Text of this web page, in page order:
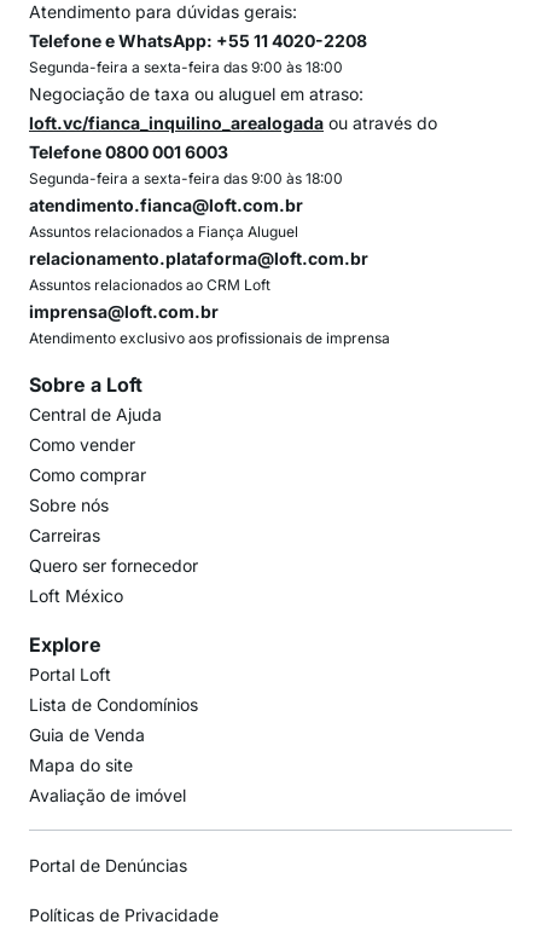
Atendimento para dúvidas gerais:
Telefone e WhatsApp: +55 11 4020-2208
Segunda-feira a sexta-feira das 9:00 às 18:00
Negociação de taxa ou aluguel em atraso:
loft.vc/fianca_inquilino_arealogada ou através do
Telefone 0800 001 6003
Segunda-feira a sexta-feira das 9:00 às 18:00
atendimento.fianca@loft.com.br
Assuntos relacionados a Fiança Aluguel
relacionamento.plataforma@loft.com.br
Assuntos relacionados ao CRM Loft
imprensa@loft.com.br
Atendimento exclusivo aos profissionais de imprensa
Sobre a Loft
Central de Ajuda
Como vender
Como comprar
Sobre nós
Carreiras
Quero ser fornecedor
Loft México
Explore
Portal Loft
Lista de Condomínios
Guia de Venda
Mapa do site
Avaliação de imóvel
Portal de Denúncias
Políticas de Privacidade